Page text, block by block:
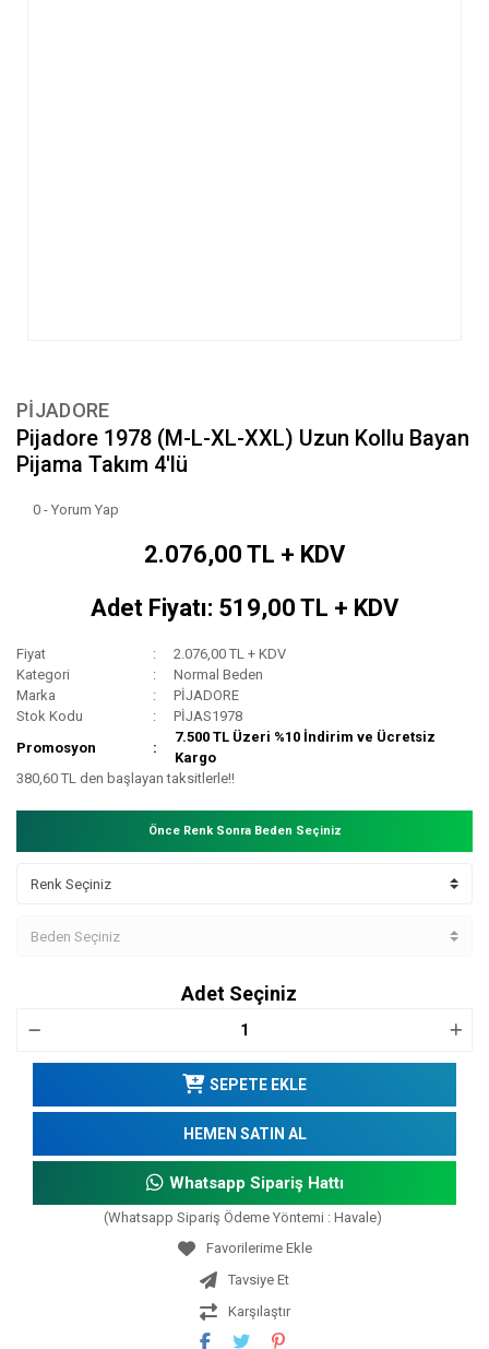
PİJADORE
Pijadore 1978 (M-L-XL-XXL) Uzun Kollu Bayan
Pijama Takım 4'lü
0 - Yorum Yap
2.076,00 TL + KDV
Adet Fiyatı: 519,00 TL + KDV
Fiyat
2.076,00 TL + KDV
Kategori
Normal Beden
Marka
PİJADORE
Stok Kodu
PİJAS1978
Promosyon
7.500 TL Üzeri %10 İndirim ve Ücretsiz
Kargo
380,60 TL den başlayan taksitlerle!!
Önce Renk Sonra Beden Seçiniz
Adet Seçiniz
SEPETE EKLE
HEMEN SATIN AL
Whatsapp Sipariş Hattı
(Whatsapp Sipariş Ödeme Yöntemi : Havale)
Tavsiye Et
Karşılaştır